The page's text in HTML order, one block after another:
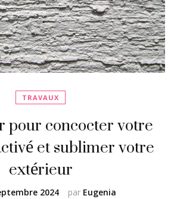
TRAVAUX
pour concocter votre
et sublimer votre
extérieur
par Eugenia
2024